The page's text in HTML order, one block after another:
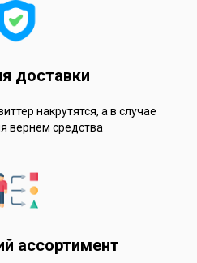
доставки
накрутятся, а в случае
вернём средства
ассортимент